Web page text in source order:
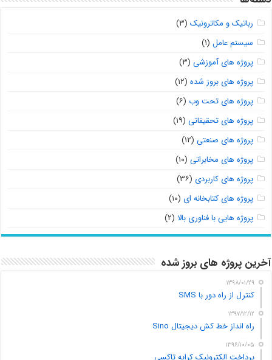
رباتیک و مکاترونیک (۳)
سیستم عامل (۱)
پروژه های آموزشی (۳)
پروژه های بروز شده (۱۲)
پروژه های تحت وب (۶)
پروژه های تحقیقاتی (۱۹)
پروژه های صنعتی (۱۲)
پروژه های مخابراتی (۱۰)
پروژه های کاربردی (۳۶)
پروژه های کتابخانه ای (۱۰)
پروژه هایی با فناوری بالا (۲)
آخرین پروژه های بروز شده
۱۳۹۸/۰۱/۲۹
کنترل از راه دور با SMS
۱۳۹۷/۱۲/۱۲
راه انداز خط کش دیجیتال Sino
۱۳۹۶/۱۰/۰۵
پرداخت الکترونیک کرایه تاکسی